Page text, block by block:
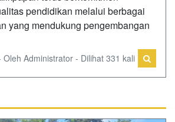
pendidikan melalui berbagai
yang mendukung pengembangan
Administrator - Dilihat 331 kali